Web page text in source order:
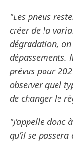
"Les pneus
créer de la
dégradation,
dépassements.
prévus pour
observer quel
de changer le
"J’appelle donc
qu’il se